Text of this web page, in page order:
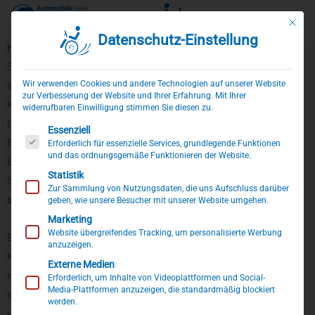
Zum
Inhalt
springen
Home Produkte»Sonderumbauten»Kopfstütze
Steckbare Kopfstütze mit seitlicher Führung
Individuell entwickelte Kopfstützenerweiterung für mehr
Kopfstabilität.
Die hier zu sehende
Bedürfnisse unseres Kunden entwickelteEinzelanfertigung
Beifahrerumbau haben wir dieses Fahrzeug zur optimalen
Sicherung der im Rollstuhl sitzenden Person mit einer
schwenkbaren Kopf- und Rückenstützeausgestattet.
Ergänzend hierzu haben wir eine aufsteckbare, zusätzliche
Kopfstütze hergestellt, die schnell und besonders einfach zu
montieren ist. Sie wird mit nur wenigen Handgriffen und ganz
einfach auf die klappbare Kopfstütze aufgesteckt und bietet für
Mit
Datenschutz-Einstellung
Wir verwenden Cookies und andere Technologien auf unserer Website
zur Verbesserung der Website und Ihrer Erfahrung. Mit Ihrer
widerrufbaren Einwilligung stimmen Sie diesen zu.
Es folgt eine Liste der Service-Gruppen, für die eine
Essenziell
Erforderlich für essenzielle Services, grundlegende Funktionen
und das ordnungsgemäße Funktionieren der Website.
Statistik
Zur Sammlung von Nutzungsdaten, die uns Aufschluss darüber
geben, wie unsere Besucher mit unserer Website umgehen.
Marketing
Website übergreifendes Tracking, um personalisierte Werbung
anzuzeigen.
Externe Medien
Erforderlich, um Inhalte von Videoplattformen und Social-
Media-Plattformen anzuzeigen, die standardmäßig blockiert
werden.